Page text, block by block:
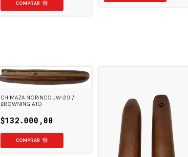
CHIMAZA NORINCO JW-20 /
BROWNING ATD
$132.000,00